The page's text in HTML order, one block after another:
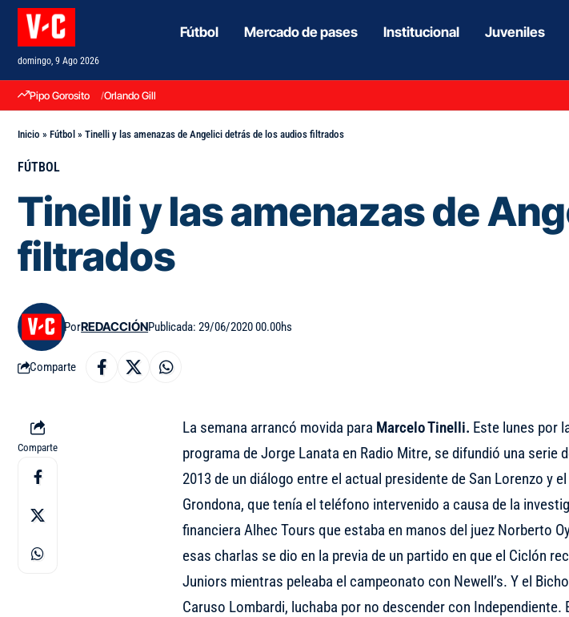
domingo, 9 Ago 2026
Fútbol Mercado de pases Institucional Juveniles
Pipo Gorosito Orlando Gill
Inicio » Fútbol » Tinelli y las amenazas de Angelici detrás de los audios filtrados
FÚTBOL
Tinelli y las amenazas de
filtrados
PorREDACCIÓNPublicada: 29/06/2020 00.00hs
Comparte
Comparte
La semana arrancó movida para Marcelo Tinelli. Este lunes por
programa de Jorge Lanata en Radio Mitre, se difundió una serie
2013 de un diálogo entre el actual presidente de San Lorenzo y
Grondona, que tenía el teléfono intervenido a causa de la
financiera Alhec Tours que estaba en manos del juez Norberto
esas charlas se dio en la previa de un partido en que el Ciclón
Juniors mientras peleaba el campeonato con Newell’s. Y el
Caruso Lombardi, luchaba por no descender con Independiente.